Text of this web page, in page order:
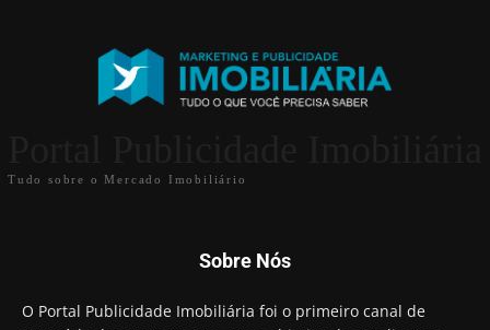
Tudo sobre o Mercado Imobiliário
Sobre Nós
O Portal Publicidade Imobiliária foi o primeiro canal de